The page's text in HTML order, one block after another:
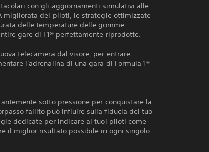
con gli aggiornamenti simulativi alle
migliorata dei piloti, le strategie ottimizzate
delle temperature delle gomme
gare di F1® perfettamente riprodotte.
telecamera dal visore, per entrare
l'adrenalina di una gara di Formula 1®
sotto pressione per conquistare la
fallito può influire sulla fiducia del tuo
dedicate per indicare ai tuoi piloti come
il miglior risultato possibile in ogni singolo